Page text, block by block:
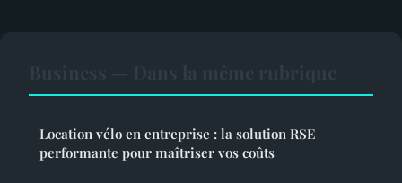
Location vélo en entreprise : la solution RSE
performante pour maîtriser vos coûts